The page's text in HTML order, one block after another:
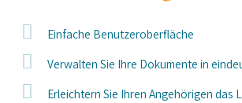
Einfache Benutzeroberfläche
Verwalten Sie Ihre Dokumente in
Erleichtern Sie Ihren Angehörigen das